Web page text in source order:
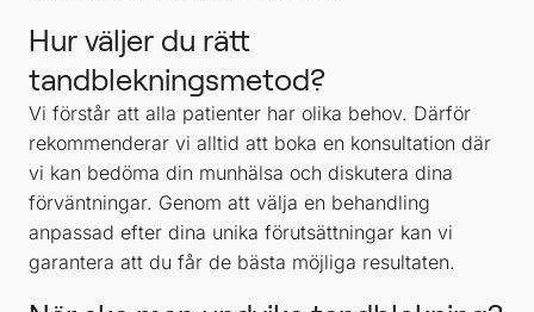
Hur väljer du rätt
tandblekningsmetod?
Vi förstår att alla patienter har olika behov. Därför
rekommenderar vi alltid att boka en konsultation där
vi kan bedöma din munhälsa och diskutera dina
förväntningar. Genom att välja en behandling
anpassad efter dina unika förutsättningar kan vi
garantera att du får de bästa möjliga resultaten.